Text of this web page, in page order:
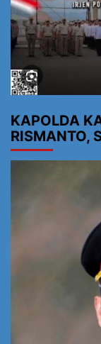
KAPOLDA
RISMANTO,